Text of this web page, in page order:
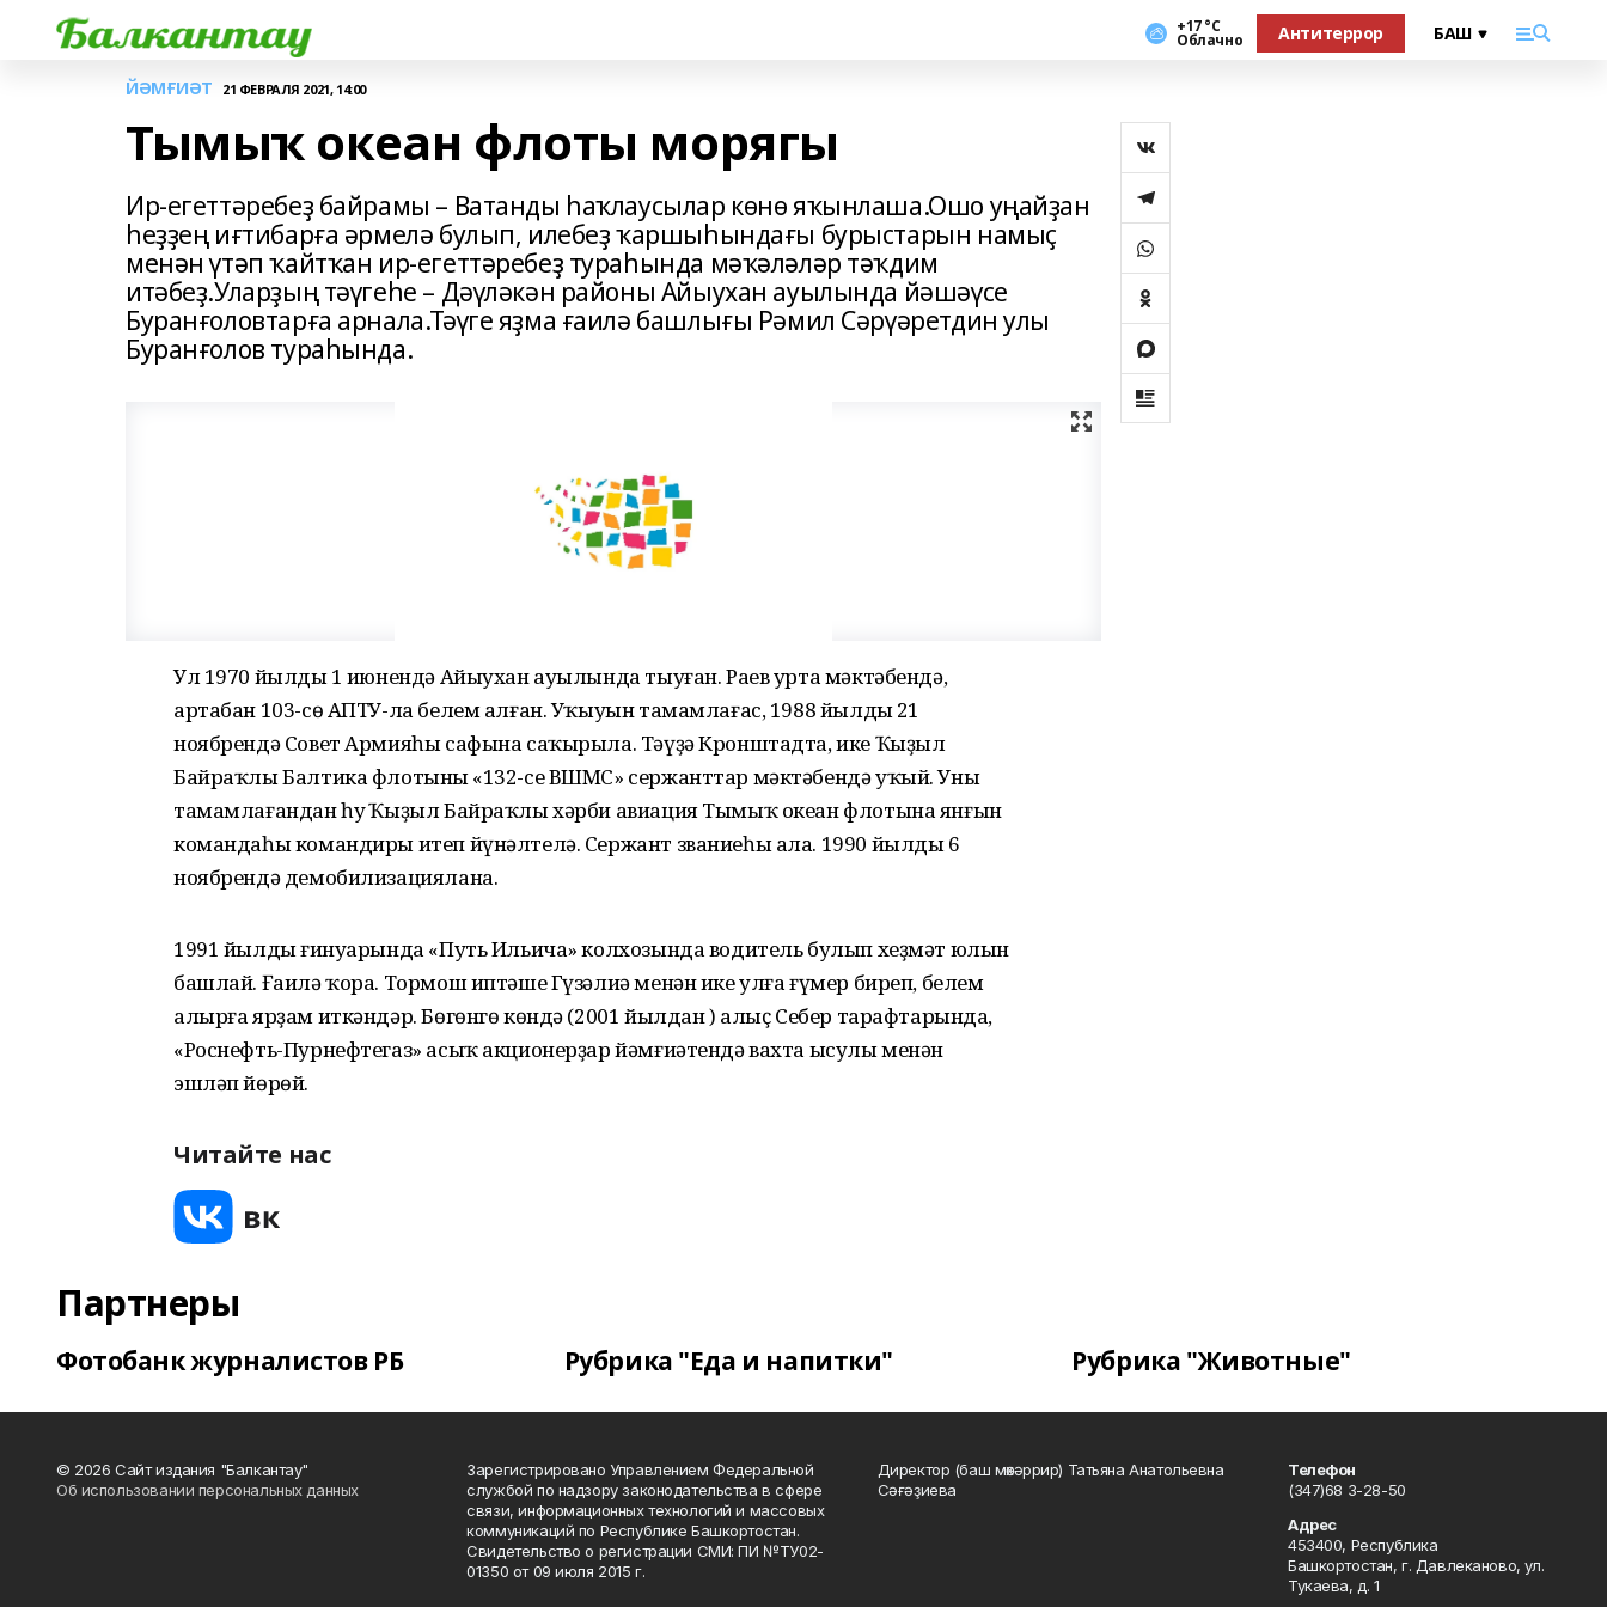
+17 °С
Облачно Антитеррор
ЙӘМҒИӘТ 21 ФЕВРАЛЯ 2021, 14:00
Тымыҡ океан флоты морягы
Ир-егеттәребеҙ байрамы – Ватанды һаҡлаусылар көнө яҡынлаша.Ошо уңайҙан
һеҙҙең иғтибарға әрмелә булып, илебеҙ ҡаршыһындағы бурыстарын намыҫ
менән үтәп ҡайтҡан ир-егеттәребеҙ тураһында мәҡәләләр тәҡдим
итәбеҙ.Уларҙың тәүгеһе – Дәүләкән районы Айыухан ауылында йәшәүсе
Буранғоловтарға арнала.Тәүге яҙма ғаилә башлығы Рәмил Сәрүәретдин улы
Буранғолов тураһында.
Ул 1970 йылдың 1 июнендә Айыухан ауылында тыуған. Раев урта мәктәбендә,
артабан 103-сө АПТУ-ла белем алған. Уҡыуын тамамлағас, 1988 йылдың 21
ноябрендә Совет Армияһы сафына саҡырыла. Тәүҙә Кронштадта, ике Ҡыҙыл
Байраҡлы Балтика флотының «132-cе ВШМС» сержанттар мәктәбендә уҡый. Уны
тамамлағандан һуң Ҡыҙыл Байраҡлы хәрби авиация Тымыҡ океан флотына янғын
командаһы командиры итеп йүнәлтелә. Сержант званиеһы ала. 1990 йылдың 6
ноябрендә демобилизациялана.
1991 йылдың ғинуарында «Путь Ильича» колхозында водитель булып хеҙмәт юлын
башлай. Ғаилә ҡора. Тормош иптәше Гүзәлиә менән ике улға ғүмер биреп, белем
алырға ярҙам иткәндәр. Бөгөнгө көндә (2001 йылдан ) алыҫ Себер тарафтарында,
«Роснефть-Пурнефтегаз» асыҡ акционерҙар йәмғиәтендә вахта ысулы менән
эшләп йөрөй.
Читайте нас
Партнеры
Фотобанк журналистов РБ Рубрика "Еда и напитки" Рубрика "Животные"
© 2026 Сайт издания "Балкантау"
Об использовании персональных данных
Зарегистрировано Управлением Федеральной
службой по надзору законодательства в сфере
связи, информационных технологий и массовых
коммуникаций по Республике Башкортостан.
Свидетельство о регистрации СМИ: ПИ №ТУ02-
01350 от 09 июля 2015 г.
Директор (баш мөхәррир) Татьяна Анатольевна
Сәғәҙиева
Телефон
(347)68 3-28-50
Адрес
453400, Республика
Башкортостан, г. Давлеканово, ул.
Тукаева, д. 1